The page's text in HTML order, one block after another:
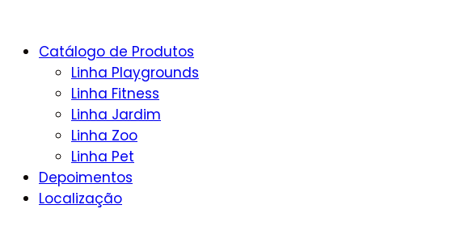
Catálogo de Produtos
Linha Playgrounds
Linha Fitness
Linha Jardim
Linha Zoo
Linha Pet
Depoimentos
Localização